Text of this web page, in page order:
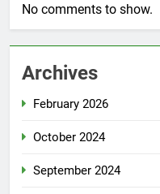
No comments to show.
Archives
February 2026
October 2024
September 2024